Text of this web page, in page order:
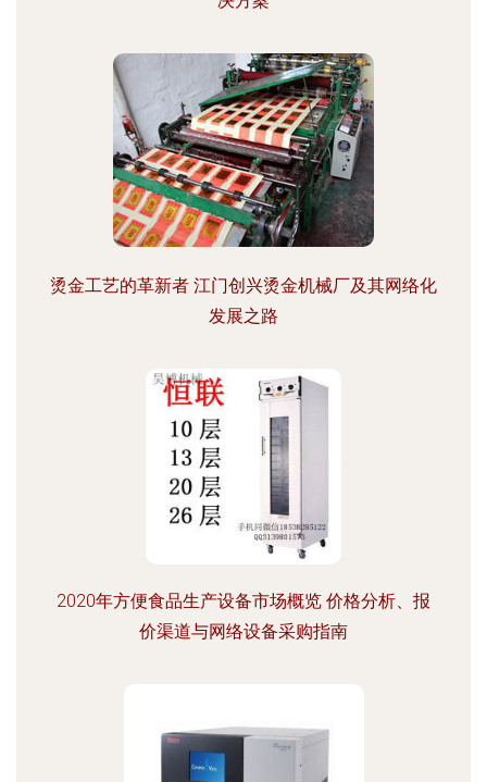
烫金工艺的革新者 江门创兴烫金机械厂及其网络化
发展之路
2020年方便食品生产设备市场概览 价格分析、报
价渠道与网络设备采购指南